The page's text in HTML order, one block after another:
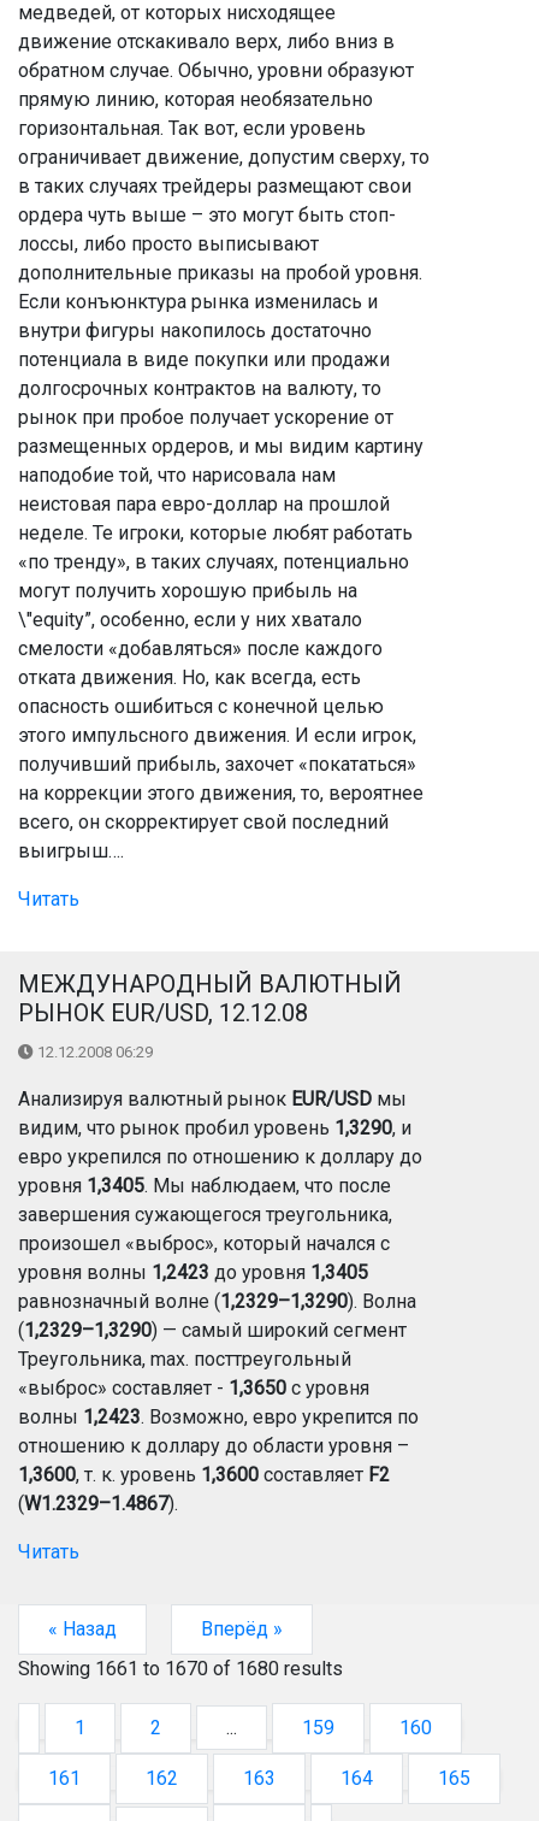
медведей, от которых нисходящее
движение отскакивало верх, либо вниз в
обратном случае. Обычно, уровни образуют
прямую линию, которая необязательно
горизонтальная. Так вот, если уровень
ограничивает движение, допустим сверху, то
в таких случаях трейдеры размещают свои
ордера чуть выше – это могут быть стоп-
лоссы, либо просто выписывают
дополнительные приказы на пробой уровня.
Если конъюнктура рынка изменилась и
внутри фигуры накопилось достаточно
потенциала в виде покупки или продажи
долгосрочных контрактов на валюту, то
рынок при пробое получает ускорение от
размещенных ордеров, и мы видим картину
наподобие той, что нарисовала нам
неистовая пара евро-доллар на прошлой
неделе. Те игроки, которые любят работать
«по тренду», в таких случаях, потенциально
могут получить хорошую прибыль на
\"equity”, особенно, если у них хватало
смелости «добавляться» после каждого
отката движения. Но, как всегда, есть
опасность ошибиться с конечной целью
этого импульсного движения. И если игрок,
получивший прибыль, захочет «покататься»
на коррекции этого движения, то, вероятнее
всего, он скорректирует свой последний
выигрыш….
Читать
МЕЖДУНАРОДНЫЙ ВАЛЮТНЫЙ
РЫНОК EUR/USD, 12.12.08
12.12.2008 06:29
Анализируя валютный рынок EUR/USD мы
видим, что рынок пробил уровень 1,3290, и
евро укрепился по отношению к доллару до
уровня 1,3405. Мы наблюдаем, что после
завершения сужающегося треугольника,
произошел «выброс», который начался с
уровня волны 1,2423 до уровня 1,3405
равнозначный волне (1,2329–1,3290). Волна
(1,2329–1,3290) — самый широкий сегмент
Треугольника, max. посттреугольный
«выброс» составляет - 1,3650 с уровня
волны 1,2423. Возможно, евро укрепится по
отношению к доллару до области уровня –
1,3600, т. к. уровень 1,3600 составляет F2
(W1.2329–1.4867).
Читать
« Назад
Вперёд »
Showing 1661 to 1670 of 1680 results
1 2 ... 159 160
161 162 163 164 165